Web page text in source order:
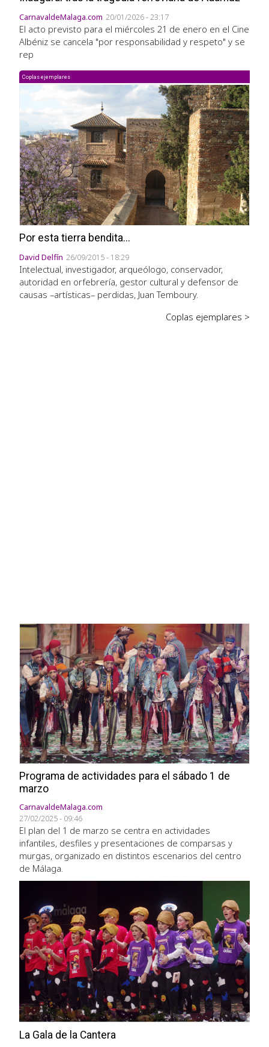
CarnavaldeMalaga.com 20/01/2026 - 23:17
El acto previsto para el miércoles 21 de enero en el Cine
Albéniz se cancela "por responsabilidad y respeto" y se
rep
Coplas ejemplares
Por esta tierra bendita...
David Delfín 26/09/2015 - 18:29
Intelectual, investigador, arqueólogo, conservador,
autoridad en orfebrería, gestor cultural y defensor de
causas –artísticas– perdidas, Juan Temboury.
Coplas ejemplares >
Programa de actividades para el sábado 1 de
marzo
CarnavaldeMalaga.com
27/02/2025 - 09:46
El plan del 1 de marzo se centra en actividades
infantiles, desfiles y presentaciones de comparsas y
murgas, organizado en distintos escenarios del centro
de Málaga.
La Gala de la Cantera